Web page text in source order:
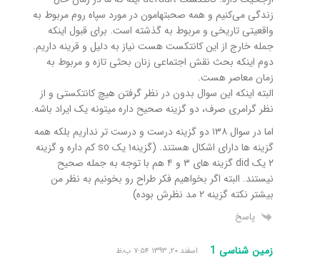
زندگی می‌کنیم و همه صحبتهامون در مورد سپاه روم مربوط به
واقعیتی تاریخی و مربوط به گذشته است. برای قبول اینکه
جمله خارج از این کانتکست هست نیاز به دلیل و قرینه داریم.
دوم اینکه بحث نقش اجتماعی زنان بحثی تازه و مربوط به
زمان معاصر هست.
البته اینکه این سوال بدون در نظر گرفتن هیچ کانتکستی و از
نظر گرامری صرف، دو گزینه صحیح داره میتونه یک ایراد باشه.
اما در سوال ۱۳۸ دو گزینه درست و درست تر نداریم بلکه همه
گزینه ها دارای اشکال هستند. (گزینه۱ یک so کم داره و گزینه
۲ یک did گزینه های ۳ و ۴ هم با توجه به جمله صحیح
نیستند. البته اگر بخواهیم فکر طراح رو بخونیم به نظر من
بیشتر نکته گزینه ۲ مد نظرش بوده)
پاسخ
زمین شناسی 1 اسفند ۲۰, ۱۳۹۳ ۷:۵۴ ب٫ظ